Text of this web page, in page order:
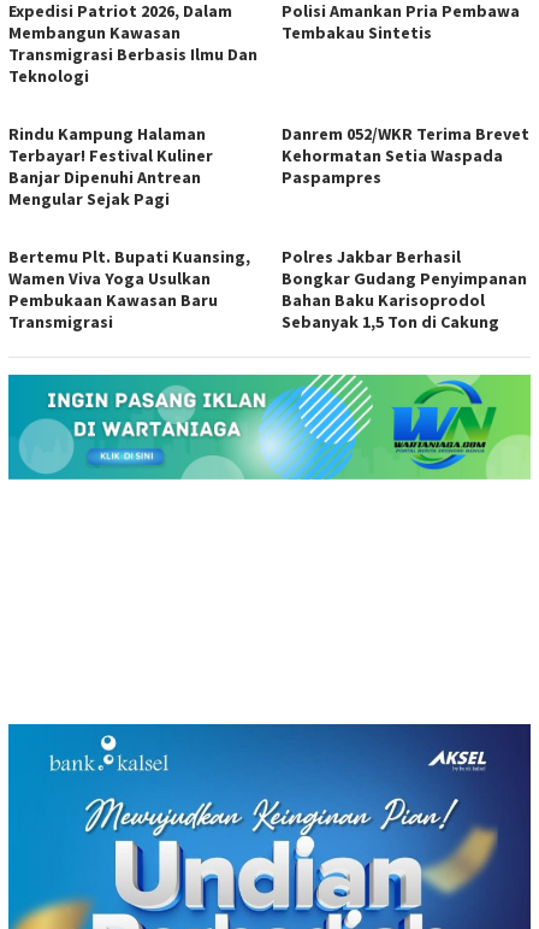
Expedisi Patriot 2026, Dalam
Membangun Kawasan
Transmigrasi Berbasis Ilmu Dan
Teknologi
Polisi Amankan Pria Pembawa
Tembakau Sintetis
Rindu Kampung Halaman
Terbayar! Festival Kuliner
Banjar Dipenuhi Antrean
Mengular Sejak Pagi
Danrem 052/WKR Terima Brevet
Kehormatan Setia Waspada
Paspampres
Bertemu Plt. Bupati Kuansing,
Wamen Viva Yoga Usulkan
Pembukaan Kawasan Baru
Transmigrasi
Polres Jakbar Berhasil
Bongkar Gudang Penyimpanan
Bahan Baku Karisoprodol
Sebanyak 1,5 Ton di Cakung